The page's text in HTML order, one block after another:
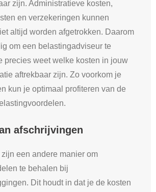
zijn. Administratieve kosten,
en verzekeringen kunnen
altijd worden afgetrokken. Daarom
om een belastingadviseur te
precies weet welke kosten in jouw
aftrekbaar zijn. Zo voorkom je
kun je optimaal profiteren van de
afschrijvingen
een andere manier om
te behalen bij
Dit houdt in dat je de kosten